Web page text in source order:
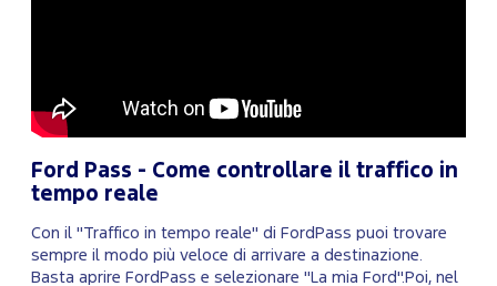
Ford Pass - Come controllare il traffico in
tempo reale
Con il "Traffico in tempo reale" di FordPass puoi trovare
sempre il modo più veloce di arrivare a destinazione.
Basta aprire FordPass e selezionare "La mia Ford".Poi, nel